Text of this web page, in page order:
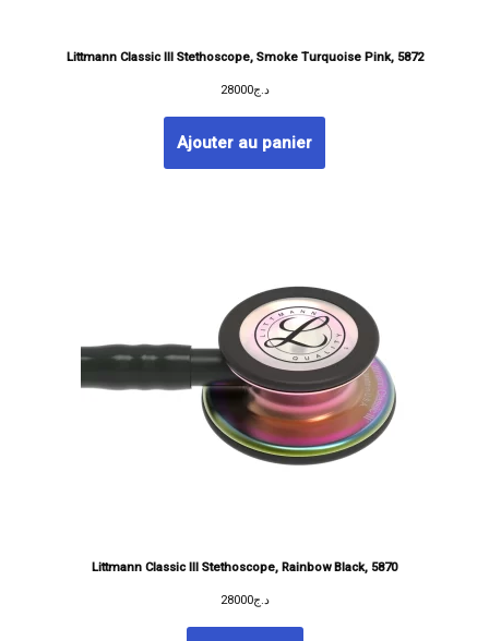
Littmann Classic III Stethoscope, Smoke Turquoise Pink, 5872
د.ج28000
Ajouter au panier
Littmann Classic III Stethoscope, Rainbow Black, 5870
د.ج28000